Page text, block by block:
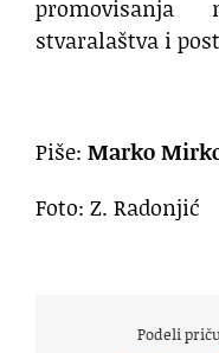
stvaralaštva i
Piše: Marko
Foto: Z. Radonjić
Podeli